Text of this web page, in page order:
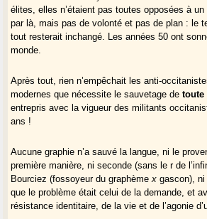
élites, elles n’étaient pas toutes opposées à
par là, mais pas de volonté et pas de plan : le
tout resterait inchangé. Les années 50 ont
monde.
Après tout, rien n’empêchait les anti-
modernes que nécessite le sauvetage detoute
entrepris avec la vigueur des militants
ans !
Aucune graphie n’a sauvé la langue, ni le
première manière, ni seconde (sans le r de
Bourciez (fossoyeur du graphèmex gascon),
que le problème était celui de la demande, et
résistance identitaire, de la vie et de l’agonie